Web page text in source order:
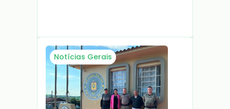
Notícias Gerais